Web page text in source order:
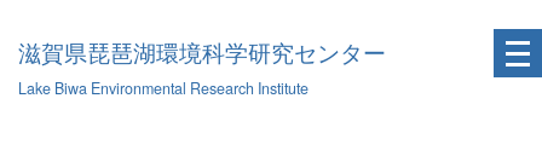
滋賀県琵琶湖環境科学研究センター
Lake Biwa Environmental Research Institute